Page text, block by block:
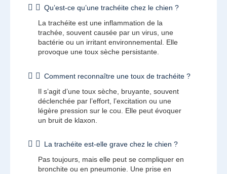
Qu’est-ce qu’une trachéite chez le chien ?
La trachéite est une inflammation de la
trachée, souvent causée par un virus, une
bactérie ou un irritant environnemental. Elle
provoque une toux sèche persistante.
Comment reconnaître une toux de trachéite ?
Il s’agit d’une toux sèche, bruyante, souvent
déclenchée par l’effort, l’excitation ou une
légère pression sur le cou. Elle peut évoquer
un bruit de klaxon.
La trachéite est-elle grave chez le chien ?
Pas toujours, mais elle peut se compliquer en
bronchite ou en pneumonie. Une prise en